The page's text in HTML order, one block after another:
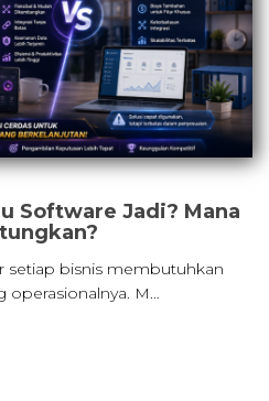
Software Jadi? Mana
setiap bisnis membutuhkan
operasionalnya. M…